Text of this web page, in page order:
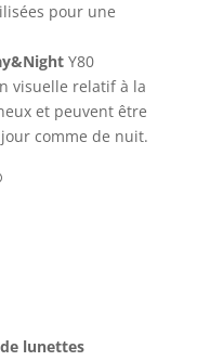
pour une
Y80
visuelle relatif à la
et peuvent être
comme de nuit.
lunettes